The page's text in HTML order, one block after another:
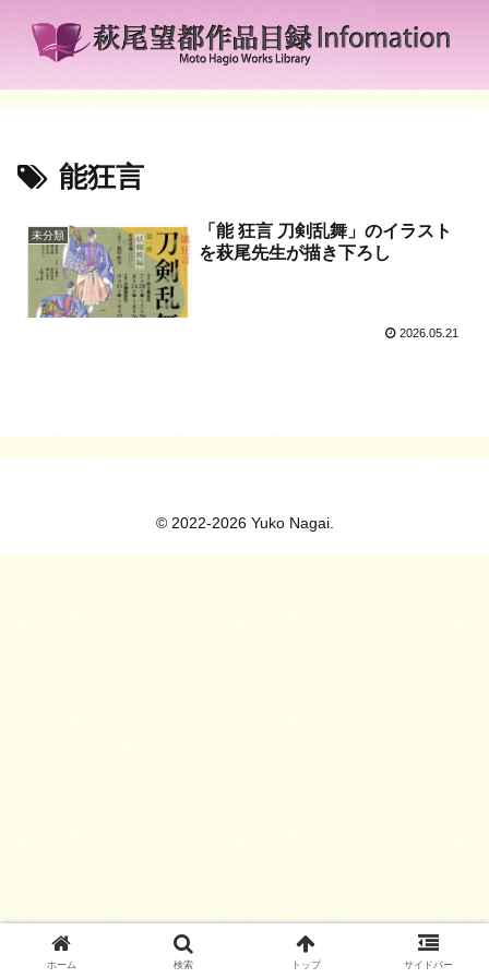
能狂言
未分類
「能 狂言 刀剣乱舞」のイラスト
を萩尾先生が描き下ろし
2026.05.21
© 2022-2026 Yuko Nagai.
ホーム 検索 トップ サイドバー